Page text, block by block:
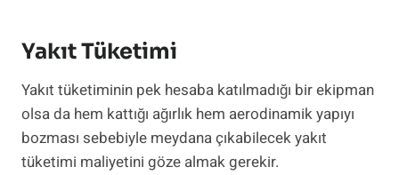
Yakıt Tüketimi
Yakıt tüketiminin pek hesaba katılmadığı bir ekipman
olsa da hem kattığı ağırlık hem aerodinamik yapıyı
bozması sebebiyle meydana çıkabilecek yakıt
tüketimi maliyetini göze almak gerekir.